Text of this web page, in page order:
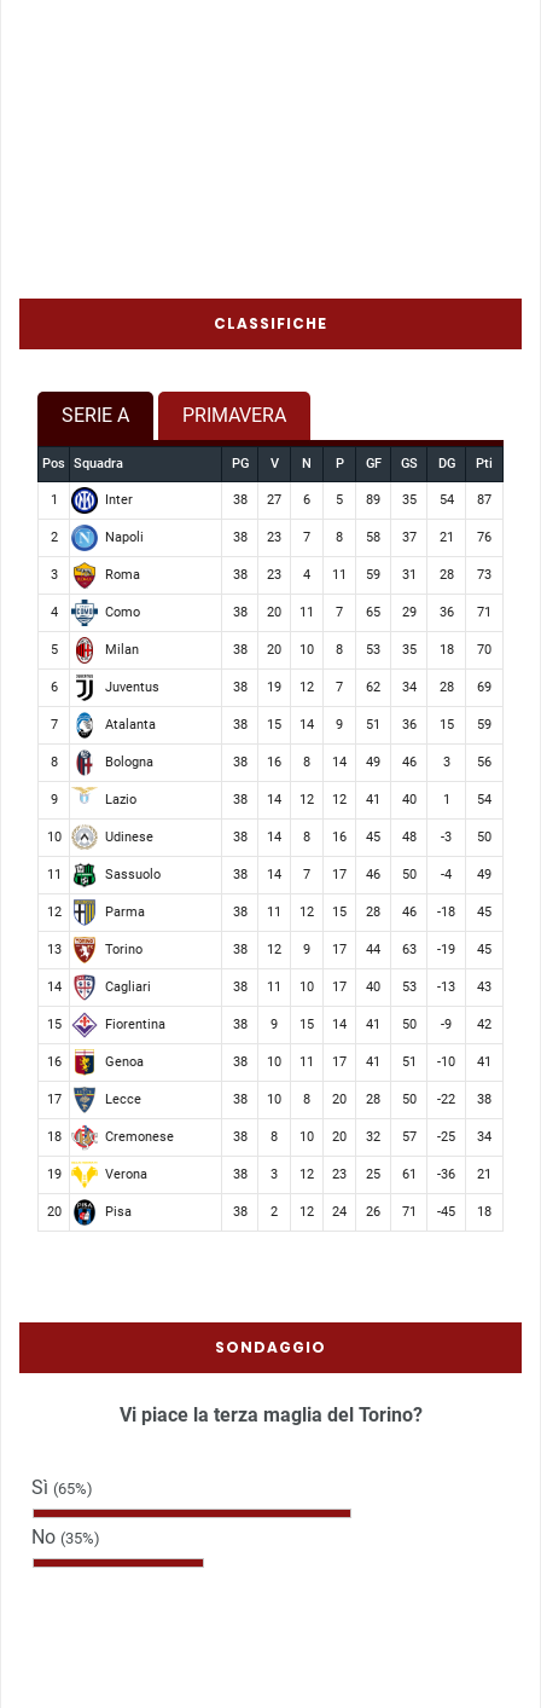
CLASSIFICHE
SERIE A PRIMAVERA
Pos Squadra PG V N P GF GS DG Pti
1 Inter 38 27 6 5 89 35 54 87
2 Napoli 38 23 7 8 58 37 21 76
3 Roma 38 23 4 11 59 31 28 73
4 Como 38 20 11 7 65 29 36 71
5 Milan 38 20 10 8 53 35 18 70
6 Juventus 38 19 12 7 62 34 28 69
7 Atalanta 38 15 14 9 51 36 15 59
8 Bologna 38 16 8 14 49 46 3 56
9 Lazio 38 14 12 12 41 40 1 54
10 Udinese 38 14 8 16 45 48 -3 50
11 Sassuolo 38 14 7 17 46 50 -4 49
12 Parma 38 11 12 15 28 46 -18 45
13 Torino 38 12 9 17 44 63 -19 45
14 Cagliari 38 11 10 17 40 53 -13 43
15 Fiorentina 38 9 15 14 41 50 -9 42
16 Genoa 38 10 11 17 41 51 -10 41
17 Lecce 38 10 8 20 28 50 -22 38
18 Cremonese 38 8 10 20 32 57 -25 34
19 Verona 38 3 12 23 25 61 -36 21
20 Pisa 38 2 12 24 26 71 -45 18
SONDAGGIO
Vi piace la terza maglia del Torino?
Sì (65%)
No (35%)